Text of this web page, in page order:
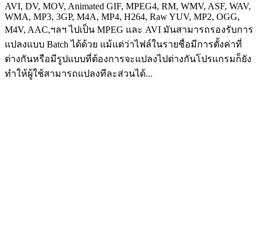
AVI, DV, MOV, Animated GIF, MPEG4, RM, WMV, ASF, WAV,
WMA, MP3, 3GP, M4A, MP4, H264, Raw YUV, MP2, OGG,
M4V, AAC,ฯลฯ ไปเป็น MPEG และ AVI มันสามารถรองรับการ
แปลงแบบ Batch ได้ด้วย แม้แต่ว่าไฟล์ในรายชื่อมีการตั้งค่าที่
ต่างกันหรือมีรูปแบบที่ต้องการจะแปลงไปต่างกันโปรแกรมก็ยัง
ทำให้ผู้ใช้สามารถแปลงทีละส่วนได้...